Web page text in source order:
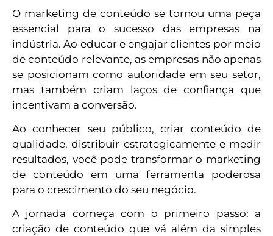
O marketing de conteúdo se tornou uma peça
essencial para o sucesso das empresas na
indústria. Ao educar e engajar clientes por meio
de conteúdo relevante, as empresas não apenas
se posicionam como autoridade em seu setor,
mas também criam laços de confiança que
incentivam a conversão.
Ao conhecer seu público, criar conteúdo de
qualidade, distribuir estrategicamente e medir
resultados, você pode transformar o marketing
de conteúdo em uma ferramenta poderosa
para o crescimento do seu negócio.
A jornada começa com o primeiro passo: a
criação de conteúdo que vá além da simples